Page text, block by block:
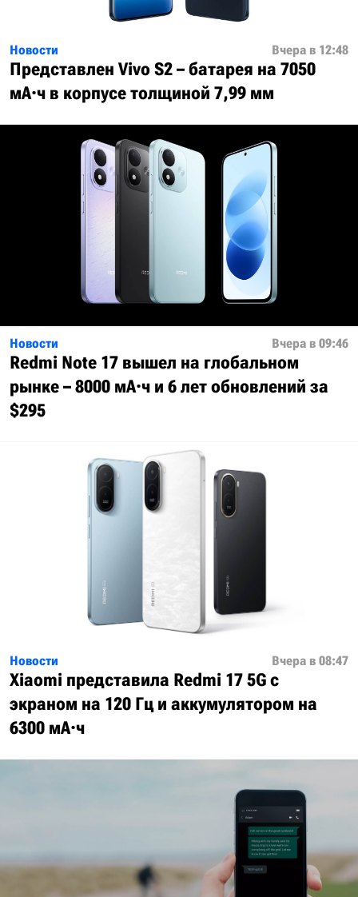
Новости Вчера в 12:48
Представлен Vivo S2 – батарея на 7050
мА·ч в корпусе толщиной 7,99 мм
Новости Вчера в 09:46
Redmi Note 17 вышел на глобальном
рынке – 8000 мА·ч и 6 лет обновлений за
$295
Новости Вчера в 08:47
Xiaomi представила Redmi 17 5G с
экраном на 120 Гц и аккумулятором на
6300 мА·ч